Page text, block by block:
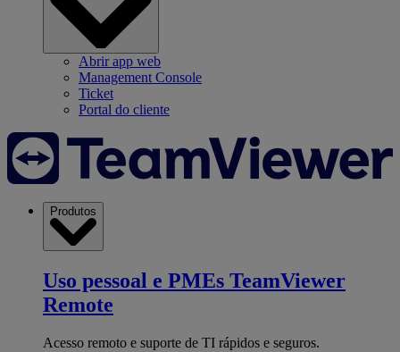
Abrir app web
Management Console
Ticket
Portal do cliente
Produtos
Uso pessoal e PMEs TeamViewer
Remote
Acesso remoto e suporte de TI rápidos e seguros.